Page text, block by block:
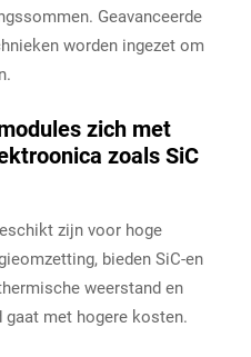
Geavanceerde
worden ingezet om
zich met
zoals SiC
zijn voor hoge
bieden SiC-en
weerstand en
met hogere kosten.